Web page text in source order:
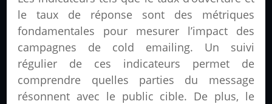
le taux de réponse sont des métriques
fondamentales pour mesurer l’impact des
campagnes de cold emailing. Un suivi
régulier de ces indicateurs permet de
comprendre quelles parties du message
résonnent avec le public cible. De plus, le